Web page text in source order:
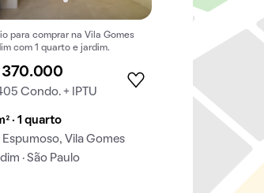
para comprar na Vila Gomes
com 1 quarto e jardim.
370.000
Condo. + IPTU
· 1 quarto
Espumoso, Vila Gomes
· São Paulo